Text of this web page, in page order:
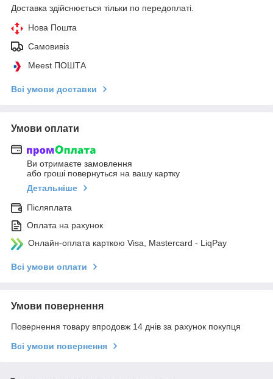
Доставка здійснюється тільки по передоплаті.
Нова Пошта
Самовивіз
Meest ПОШТА
Всі умови доставки
Умови оплати
Ви отримаєте замовлення
або гроші повернуться на вашу картку
Детальніше
Післяплата
Оплата на рахунок
Онлайн-оплата карткою Visa, Mastercard - LiqPay
Всі умови оплати
Умови повернення
Повернення товару впродовж 14 днів за рахунок покупця
Всі умови повернення